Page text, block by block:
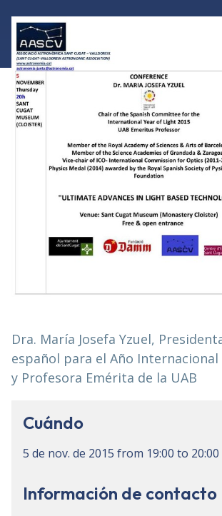
Dra. María Josefa Yzuel,
español para el Año Internacional
y Profesora Emérita de la UAB
Cuándo
5 de nov. de 2015 from 19:00 to 20:00
Información de contacto